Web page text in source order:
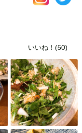
いいね！(50)